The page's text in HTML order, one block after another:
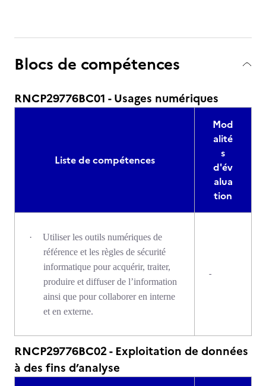
Blocs de compétences
RNCP29776BC01 - Usages numériques
Liste de compétences
Mod
alité
s
d'év
alua
tion
·
Utiliser les outils numériques de
référence et les règles de sécurité
informatique pour acquérir, traiter,
produire et diffuser de l’information
ainsi que pour collaborer en interne
et en externe.
-
RNCP29776BC02 - Exploitation de données
à des fins d’analyse